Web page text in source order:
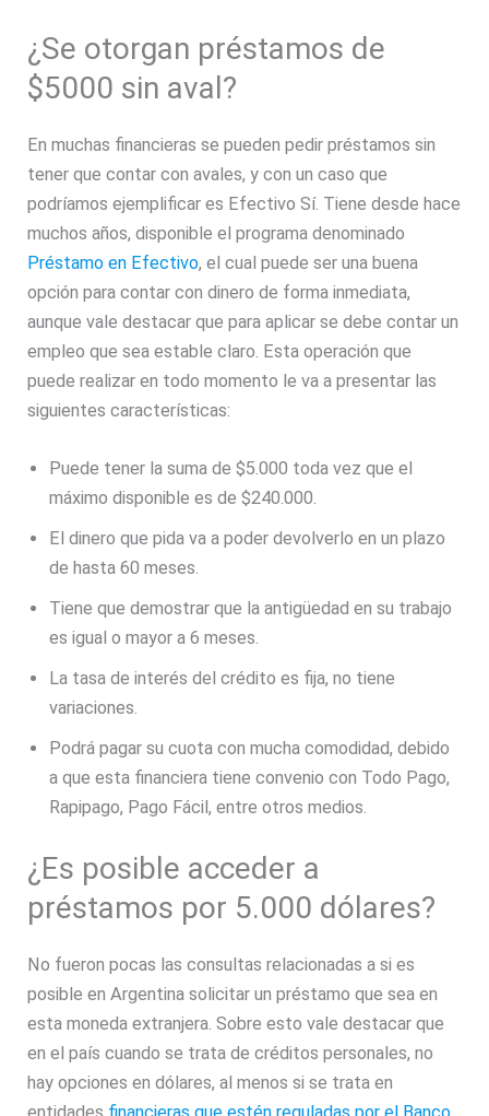
¿Se otorgan préstamos de
$5000 sin aval?
En muchas financieras se pueden pedir préstamos sin
tener que contar con avales, y con un caso que
podríamos ejemplificar es Efectivo Sí. Tiene desde hace
muchos años, disponible el programa denominado
Préstamo en Efectivo, el cual puede ser una buena
opción para contar con dinero de forma inmediata,
aunque vale destacar que para aplicar se debe contar un
empleo que sea estable claro. Esta operación que
puede realizar en todo momento le va a presentar las
siguientes características:
Puede tener la suma de $5.000 toda vez que el
máximo disponible es de $240.000.
El dinero que pida va a poder devolverlo en un plazo
de hasta 60 meses.
Tiene que demostrar que la antigüedad en su trabajo
es igual o mayor a 6 meses.
La tasa de interés del crédito es fija, no tiene
variaciones.
Podrá pagar su cuota con mucha comodidad, debido
a que esta financiera tiene convenio con Todo Pago,
Rapipago, Pago Fácil, entre otros medios.
¿Es posible acceder a
préstamos por 5.000 dólares?
No fueron pocas las consultas relacionadas a si es
posible en Argentina solicitar un préstamo que sea en
esta moneda extranjera. Sobre esto vale destacar que
en el país cuando se trata de créditos personales, no
hay opciones en dólares, al menos si se trata en
entidades financieras que estén reguladas por el Banco